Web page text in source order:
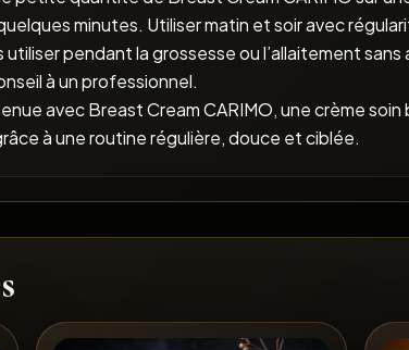
minutes. Utiliser matin et soir avec
pendant la grossesse ou l’allaitement
à un professionnel.
avec Breast Cream CARIMO, une crème
à une routine régulière, douce et ciblée.